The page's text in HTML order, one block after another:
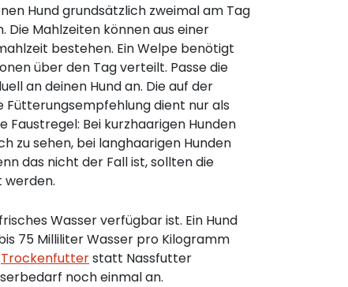
Hund grundsätzlich zweimal am Tag
Die Mahlzeiten können aus einer
bestehen. Ein Welpe benötigt
über den Tag verteilt. Passe die
an deinen Hund an. Die auf der
dient nur als
Faustregel: Bei kurzhaarigen Hunden
zu sehen, bei langhaarigen Hunden
das nicht der Fall ist, sollten die
Wasser verfügbar ist. Ein Hund
75 Milliliter Wasser pro Kilogramm
Trockenfutterstatt Nassfutter
noch einmal an.